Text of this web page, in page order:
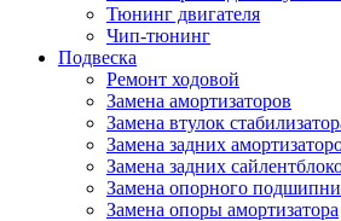
Тюнинг двигателя
Чип-тюнинг
Подвеска
Ремонт ходовой
Замена амортизаторов
Замена втулок
Замена задних
Замена задних
Замена опорного
Замена опоры амортизатора